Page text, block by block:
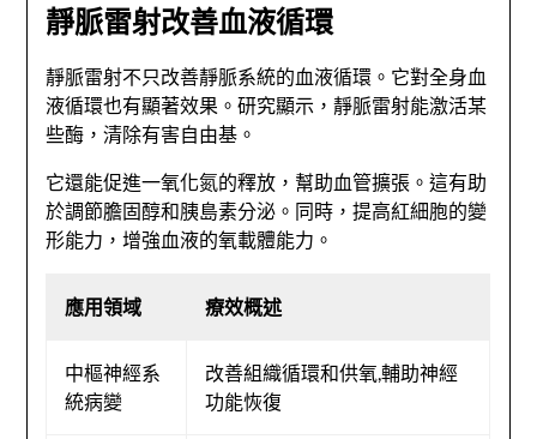
靜脈雷射改善血液循環
靜脈雷射不只改善靜脈系統的血液循環。它對全身血
液循環也有顯著效果。研究顯示，靜脈雷射能激活某
些酶，清除有害自由基。
它還能促進一氧化氮的釋放，幫助血管擴張。這有助
於調節膽固醇和胰島素分泌。同時，提高紅細胞的變
形能力，增強血液的氧載體能力。
應用領域 療效概述
中樞神經系
統病變
改善組織循環和供氧,輔助神經
功能恢復